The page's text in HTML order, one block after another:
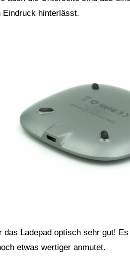
Eindruck hinterlässt.
das Ladepad optisch sehr gut!
etwas wertiger anmutet.